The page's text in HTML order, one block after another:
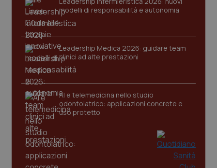
modelli di responsabilità e autonomia
Leadership Medica 2026: guidare team
clinici ad alte prestazioni
AI e telemedicina nello studio
odontoiatrico: applicazioni concrete e
uso protetto
.youtube.com
CookieScriptConsent
www.quotidianosanita.it